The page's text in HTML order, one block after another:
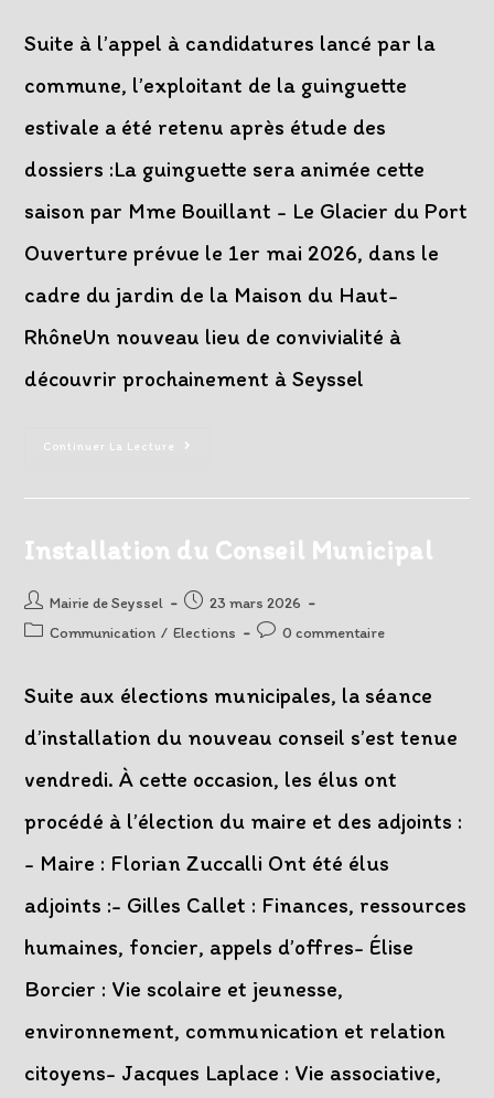
Suite à l’appel à candidatures lancé par la
commune, l’exploitant de la guinguette
estivale a été retenu après étude des
dossiers :La guinguette sera animée cette
saison par Mme Bouillant - Le Glacier du Port
Ouverture prévue le 1er mai 2026, dans le
cadre du jardin de la Maison du Haut-
RhôneUn nouveau lieu de convivialité à
découvrir prochainement à Seyssel
Continuer La Lecture
Résultat
La
Guinguette
Installation du Conseil Municipal
Auteur/autrice
de
Mairie de Seyssel
Post
published:
23 mars 2026
PostCommunication / Elections
Post0 commentaire
Suite aux élections municipales, la séance
d’installation du nouveau conseil s’est tenue
vendredi. À cette occasion, les élus ont
procédé à l’élection du maire et des adjoints :
- Maire : Florian Zuccalli Ont été élus
adjoints :- Gilles Callet : Finances, ressources
humaines, foncier, appels d’offres- Élise
Borcier : Vie scolaire et jeunesse,
environnement, communication et relation
citoyens- Jacques Laplace : Vie associative,